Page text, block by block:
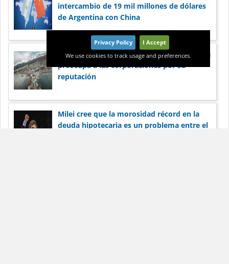
intercambio de 19 mil millones de dólares
de Argentina con China
La paralización de los puertos en Argentina
preocupa a las corporaciones por su
reputación
Milei cree que la morosidad récord en la
deuda hipotecaria es un problema entre el
Privacy Policy
I Accept
We use cookies to track usage and preferences.